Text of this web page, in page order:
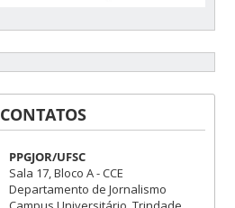
CONTATOS
PPGJOR/UFSC
Sala 17, Bloco A - CCE
Departamento de Jornalismo